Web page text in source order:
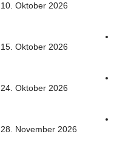
10. Oktober 2026
15. Oktober 2026
24. Oktober 2026
28. November 2026